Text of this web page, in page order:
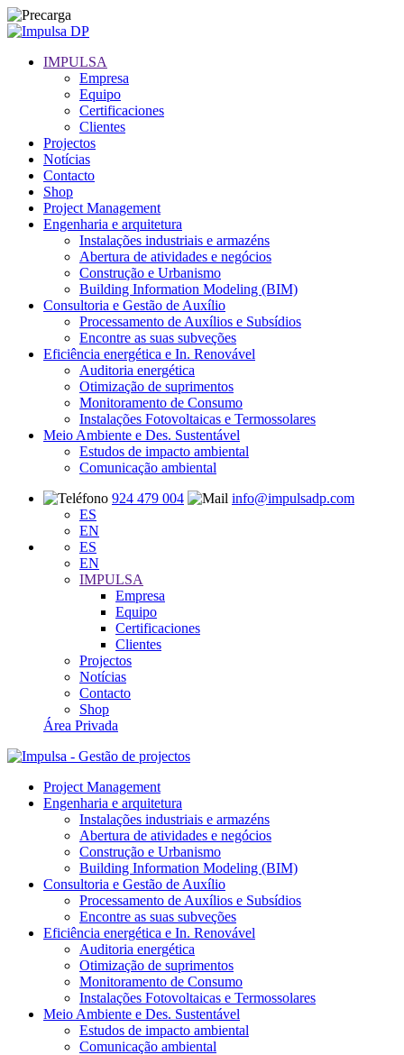
IMPULSA
Empresa
Equipo
Certificaciones
Clientes
Projectos
Notícias
Contacto
Shop
Project Management
Engenharia e arquitetura
Instalações industriais e armazéns
Abertura de atividades e negócios
Construção e Urbanismo
Building Information Modeling (BIM)
Consultoria e Gestão de Auxílio
Processamento de Auxílios e Subsídios
Encontre as suas subveções
Eficiência energética e In. Renovável
Auditoria energética
Otimização de suprimentos
Monitoramento de Consumo
Instalações Fotovoltaicas e Termossolares
Meio Ambiente e Des. Sustentável
Estudos de impacto ambiental
Comunicação ambiental
924 479 004
info@impulsadp.com
ES
EN
ES
EN
IMPULSA
Empresa
Equipo
Certificaciones
Clientes
Projectos
Notícias
Contacto
Shop
Área Privada
Project Management
Engenharia e arquitetura
Instalações industriais e armazéns
Abertura de atividades e negócios
Construção e Urbanismo
Building Information Modeling (BIM)
Consultoria e Gestão de Auxílio
Processamento de Auxílios e Subsídios
Encontre as suas subveções
Eficiência energética e In. Renovável
Auditoria energética
Otimização de suprimentos
Monitoramento de Consumo
Instalações Fotovoltaicas e Termossolares
Meio Ambiente e Des. Sustentável
Estudos de impacto ambiental
Comunicação ambiental